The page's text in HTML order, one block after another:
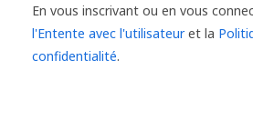
En vous inscrivant ou en vous
l'Entente avec l'utilisateuret la
confidentialité.